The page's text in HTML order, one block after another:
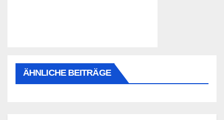
ÄHNLICHE BEITRÄGE